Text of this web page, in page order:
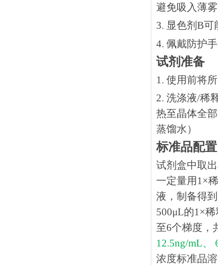
避免吸入薄
3. 显色剂B
4. 佩戴防护
试剂准备
1. 使用前将
2. 洗涤液/稀
热⾄晶体全
蒸馏水）
标准品配置
试剂盒中取
一定量用1×
液，制备得
500μL的1×
至6个梯度，
12.5ng/mL、
浓度标准品